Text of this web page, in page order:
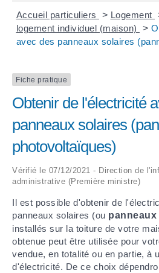
Accueil particuliers > Logement
logement individuel (maison)
>
avec des panneaux solaires
Fiche pratique
Obtenir de l'électricité
panneaux solaires
photovoltaïques)
Vérifié le 07/12/2021 - Direction de
administrative (Première ministre)
Il est possible d'obtenir de
panneaux solaires (ou
installés sur la toiture de votre
obtenue peut être utilisée pour
vendue, en totalité ou en partie, à
d'électricité. De ce choix
DECHETS
DOSSIER DE DEMANDE DE
DEMANDE DE PRÊT DE MATERIEL
FICHE D'ORGANISATION
PLAN D'ACTION MUNICIPAL
ARRÊTÉS MUNICIPAUX
DÉLIBÉRATIONS